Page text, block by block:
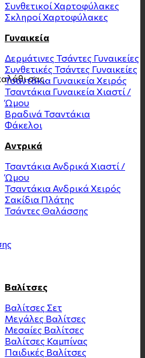
σας.
Συνθετικοί Χαρτοφύλακες
Σκληροί Χαρτοφύλακες
Γυναικεία
Δερμάτινες Τσάντες Γυναικείες
Συνθετικές Τσάντες Γυναικείες
Τσαντάκια Γυναικεία Χειρός
Τσαντάκια Γυναικεία Χιαστί /
Ώμου
Βραδινά Τσαντάκια
Φάκελοι
Αντρικά
Τσαντάκια Ανδρικά Χιαστί /
Ώμου
Τσαντάκια Ανδρικά Χειρός
Σακίδια Πλάτης
Τσάντες Θαλάσσης
Βαλίτσες
Βαλίτσες Σετ
Μεγάλες Βαλίτσες
Μεσαίες Βαλίτσες
Βαλίτσες Καμπίνας
Παιδικές Βαλίτσες